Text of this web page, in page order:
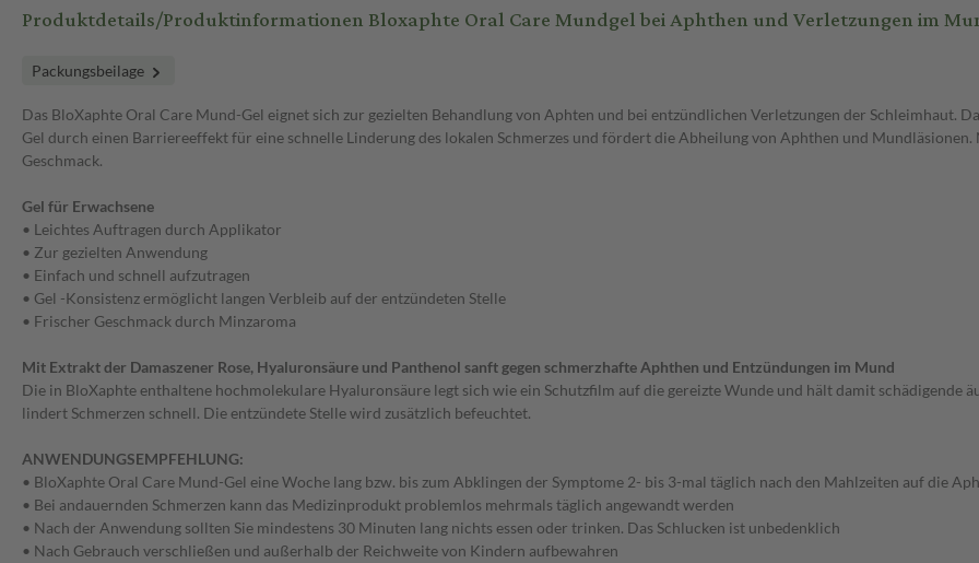
Produktdetails/Produktinformationen Bloxaphte Oral Care Mundgel bei Aphthen und Verletzungen im
Packungsbeilage
Das BloXaphte Oral Care Mund-Gel eignet sich zur gezielten Behandlung von Aphten und bei entzündlichen Verletzungen der Schleimhaut.
Gel durch einen Barriereeffekt für eine schnelle Linderung des lokalen Schmerzes und fördert die Abheilung von Aphthen und
Geschmack.
Gel für Erwachsene
• Leichtes Auftragen durch Applikator
• Zur gezielten Anwendung
• Einfach und schnell aufzutragen
• Gel -Konsistenz ermöglicht langen Verbleib auf der entzündeten Stelle
• Frischer Geschmack durch Minzaroma
Mit Extrakt der Damaszener Rose, Hyaluronsäure und Panthenol sanft gegen schmerzhafte Aphthen und Entzündungen im Mund
Die in BloXaphte enthaltene hochmolekulare Hyaluronsäure legt sich wie ein Schutzfilm auf die gereizte Wunde und hält damit schädigende
lindert Schmerzen schnell. Die entzündete Stelle wird zusätzlich befeuchtet.
ANWENDUNGSEMPFEHLUNG:
• BloXaphte Oral Care Mund-Gel eine Woche lang bzw. bis zum Abklingen der Symptome 2- bis 3-mal täglich nach den Mahlzeiten auf die
• Bei andauernden Schmerzen kann das Medizinprodukt problemlos mehrmals täglich angewandt werden
• Nach der Anwendung sollten Sie mindestens 30 Minuten lang nichts essen oder trinken. Das Schlucken ist unbedenklich
• Nach Gebrauch verschließen und außerhalb der Reichweite von Kindern aufbewahren